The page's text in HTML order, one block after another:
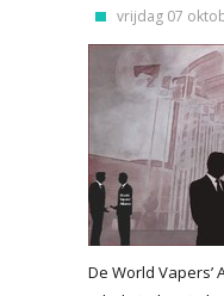
vrijdag 07
De World Vapers’